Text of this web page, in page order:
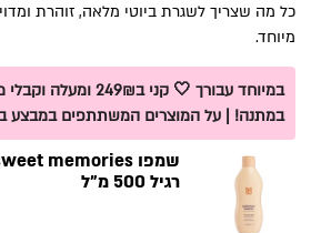
כל מה שצריך לשגרת ביוטי מלאה, זוהרת
מיוחד.
במתנה! | על המוצרים המשתתפים במבצע
רגיל 500 מ”ל